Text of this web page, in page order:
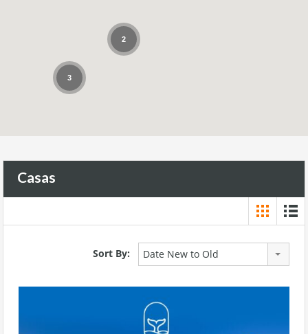
3
2
Casas
Sort By: Date New to Old